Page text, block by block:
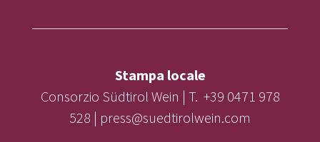
Stampa locale
Consorzio Südtirol Wein | T. +39 0471 978
528 | press@suedtirolwein.com